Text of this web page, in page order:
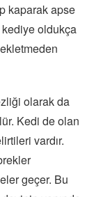
kaparak apse
kediye oldukça
olarak da
Kedi de olan
vardır.
geçer. Bu